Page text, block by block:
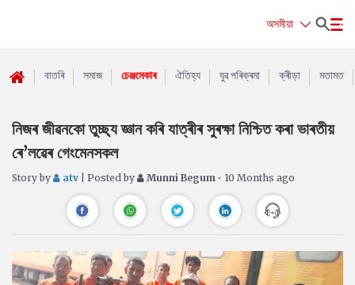
অসমীয়া
বাতৰি সমাজ চেঞ্জমেকাৰ ঐতিহ্য যুৱ পৰিক্ৰমা ক্ৰীড়া মতামত
নিজৰ জীৱনকো তুচ্ছ্য জ্ঞান কৰি যাত্ৰীৰ সুৰক্ষা নিশ্চিত কৰা ভাৰতীয়
ৰে’লৱেৰ গেংমেনসকল
Story by atv | Posted by Munni Begum • 10 Months ago